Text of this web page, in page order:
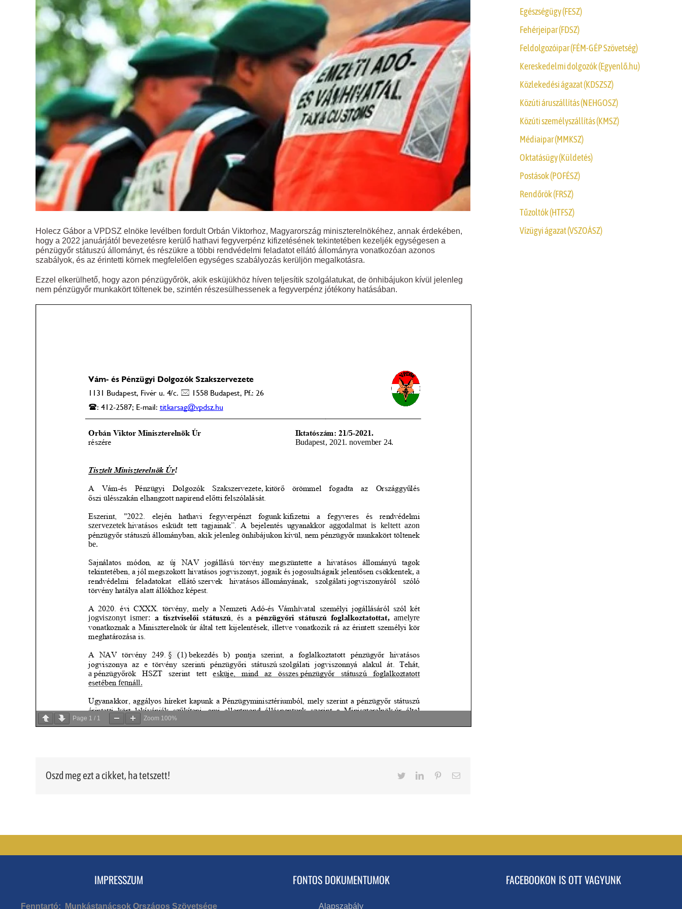
Image
Holecz Gábor a VPDSZ elnöke levélben fordult Orbán Viktorhoz, Magyarország miniszterelnökéhez, annak érdekében,
hogy a 2022 januárjától bevezetésre kerülő hathavi fegyverpénz kifizetésének tekintetében kezeljék egységesen a
pénzügyőr státuszú állományt, és részükre a többi rendvédelmi feladatot ellátó állományra vonatkozóan azonos
szabályok, és az érintetti körnek megfelelően egységes szabályozás kerüljön megalkotásra.
Ezzel elkerülhető, hogy azon pénzügyőrök, akik esküjükhöz híven teljesítik szolgálatukat, de önhibájukon kívül jelenleg
nem pénzügyőr munkakört töltenek be, szintén részesülhessenek a fegyverpénz jótékony hatásában.
Page 1 / 1 Zoom 100%
Oszd meg ezt a cikket, ha tetszett! TwitterLinkedInPinterestEmail
Egészségügy (FESZ)
Fehérjeipar (FDSZ)
Feldolgozóipar (FÉM-GÉP Szövetség)
Kereskedelmi dolgozók (Egyenlő.hu)
Közlekedési ágazat (KDSZSZ)
Közúti áruszállítás (NEHGOSZ)
Közúti személyszállítás (KMSZ)
Médiaipar (MMKSZ)
Oktatásügy (Küldetés)
Postások (POFÉSZ)
Rendőrök (FRSZ)
Tűzoltók (HTFSZ)
Vízügyi ágazat (VSZOÁSZ)
IMPRESSZUM
Fenntartó: Munkástanácsok Országos Szövetsége
FONTOS DOKUMENTUMOK
Alapszabály
FACEBOOKON IS OTT VAGYUNK